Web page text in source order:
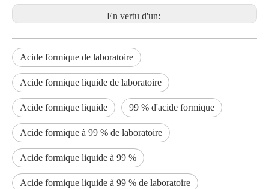
En vertu d'un:
Acide formique de laboratoire
Acide formique liquide de laboratoire
Acide formique liquide 99 % d'acide formique
Acide formique à 99 % de laboratoire
Acide formique liquide à 99 %
Acide formique liquide à 99 % de laboratoire